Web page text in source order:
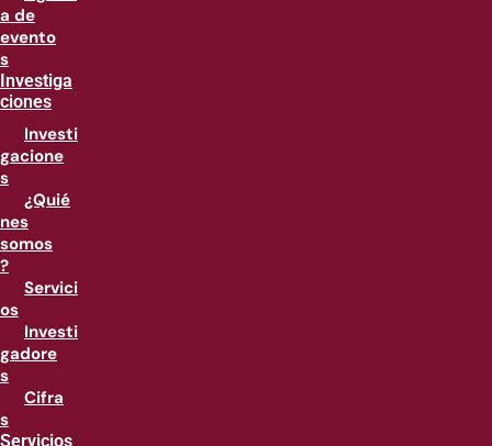
a de
evento
s
Investiga
ciones
Investi
gacione
s
¿Quié
nes
somos
?
Servici
os
Investi
gadore
s
Cifra
s
Servicios